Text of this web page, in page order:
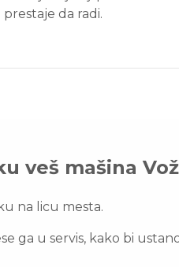
da radi.
veš mašina
na licu mesta.
ga u servis, kako bi